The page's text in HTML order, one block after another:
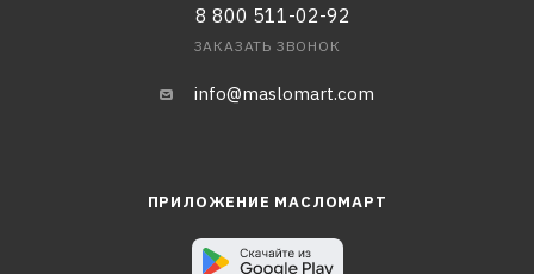
8 800 511-02-92
ЗАКАЗАТЬ ЗВОНОК
info@maslomart.com
ПРИЛОЖЕНИЕ МАСЛОМАРТ